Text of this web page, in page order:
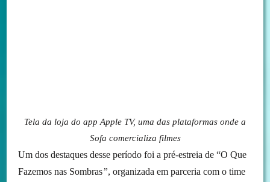
Tela da loja do app Apple TV, uma das plataformas onde a
Sofa comercializa filmes
Um dos destaques desse período foi a pré-estreia de “O Que
Fazemos nas Sombras”, organizada em parceria com o time